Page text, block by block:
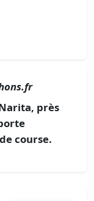
près
course.